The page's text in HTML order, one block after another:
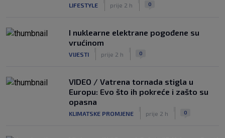
LIFESTYLE prije 2 h 0
I nuklearne elektrane pogođene su
vrućinom
VIJESTI prije 2 h 0
VIDEO / Vatrena tornada stigla u
Europu: Evo što ih pokreće i zašto su
opasna
KLIMATSKE PROMJENE prije 2 h 0